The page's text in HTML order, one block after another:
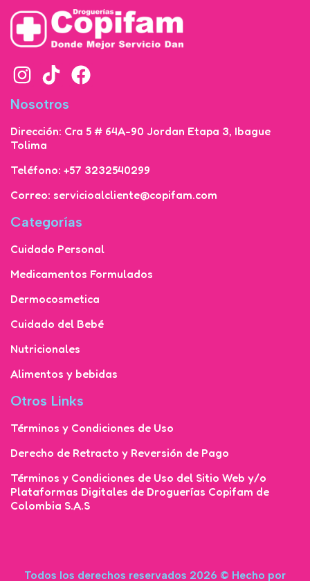
Nosotros
Dirección: Cra 5 # 64A-90 Jordan Etapa 3, Ibague
Tolima
Teléfono: +57 3232540299
Correo: servicioalcliente@copifam.com
Categorías
Cuidado Personal
Medicamentos Formulados
Dermocosmetica
Cuidado del Bebé
Nutricionales
Alimentos y bebidas
Otros Links
Términos y Condiciones de Uso
Derecho de Retracto y Reversión de Pago
Términos y Condiciones de Uso del Sitio Web y/o
Plataformas Digitales de Droguerías Copifam de
Colombia S.A.S
Todos los derechos reservados 2026 © Hecho por